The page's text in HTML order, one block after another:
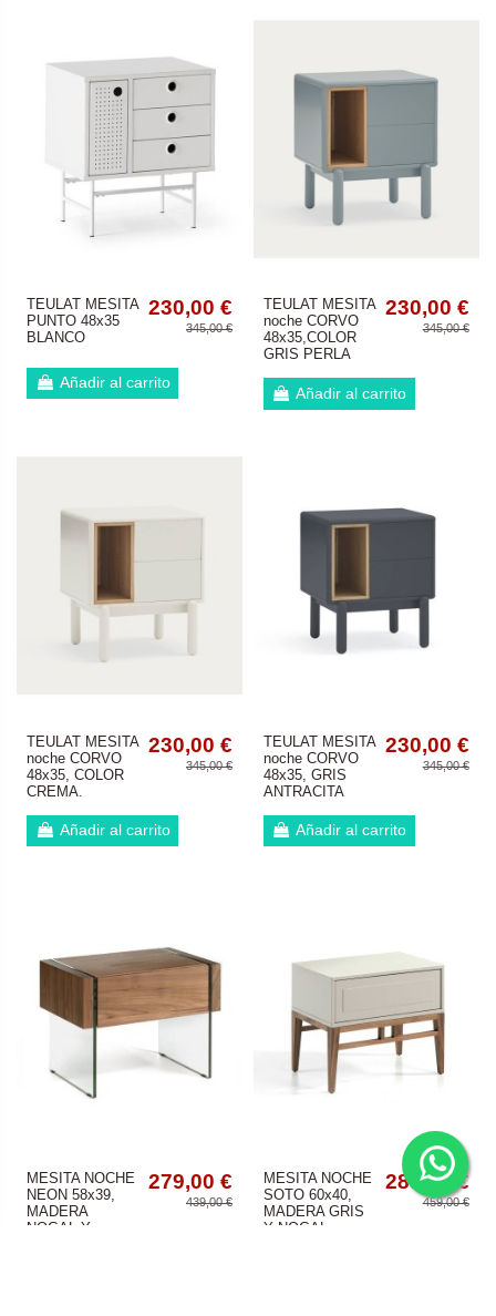
TEULAT MESITA
PUNTO 48x35
BLANCO
230,00 €
345,00 €
Añadir al carrito
TEULAT MESITA
noche CORVO
48x35,COLOR
GRIS PERLA
230,00 €
345,00 €
Añadir al carrito
TEULAT MESITA
noche CORVO
48x35, COLOR
CREMA.
230,00 €
345,00 €
Añadir al carrito
TEULAT MESITA
noche CORVO
48x35, GRIS
ANTRACITA
230,00 €
345,00 €
Añadir al carrito
MESITA NOCHE
NEON 58x39,
MADERA
NOGAL Y
279,00 €
439,00 €
MESITA NOCHE
SOTO 60x40,
MADERA GRIS
Y NOGAL
289,00 €
459,00 €